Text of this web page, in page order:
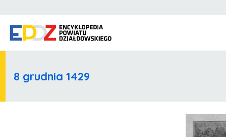
8 grudnia 1429